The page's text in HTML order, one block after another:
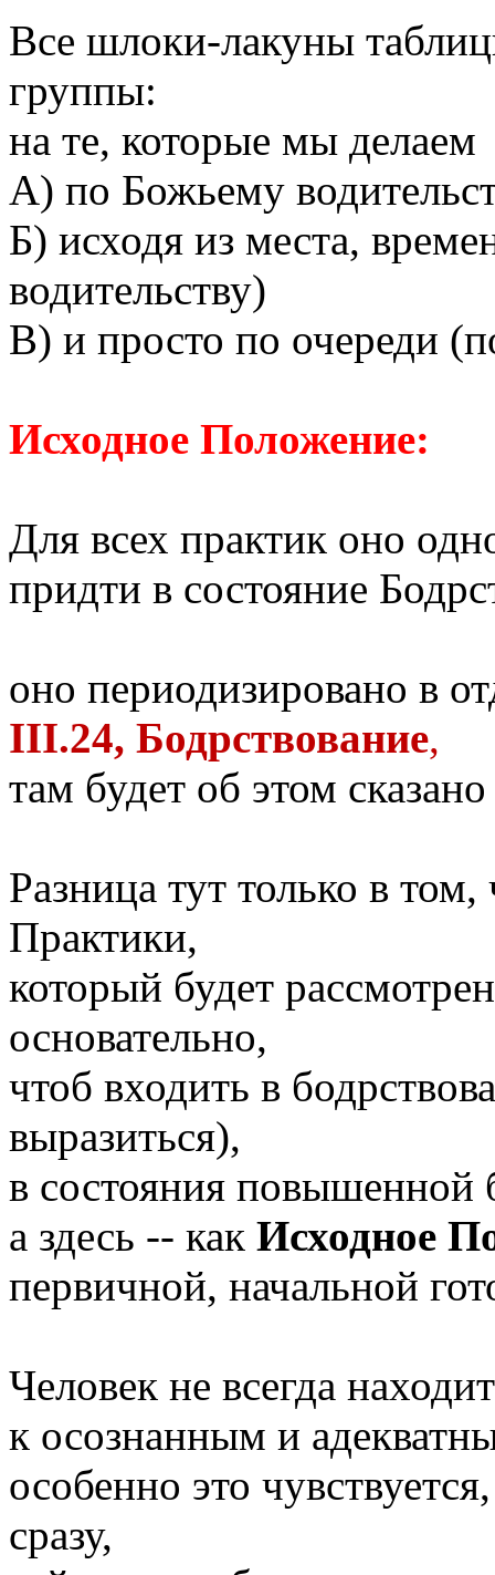
Все шлоки-лакуны
группы:
на те, которые мы делаем
А) по Божьему
Б) исходя из места,
водительству)
В) и просто по очереди
Исходное Положение:
Для всех практик оно
придти в состояние
оно периодизировано в
III.24, Бодрствование,
там будет об этом
Разница тут только в
Практики,
который будет
основательно,
чтоб входить в
выразиться),
в состояния повышенной
а здесь -- как Исходное
первичной, начальной
Человек не всегда
к осознанным и
особенно это
сразу,